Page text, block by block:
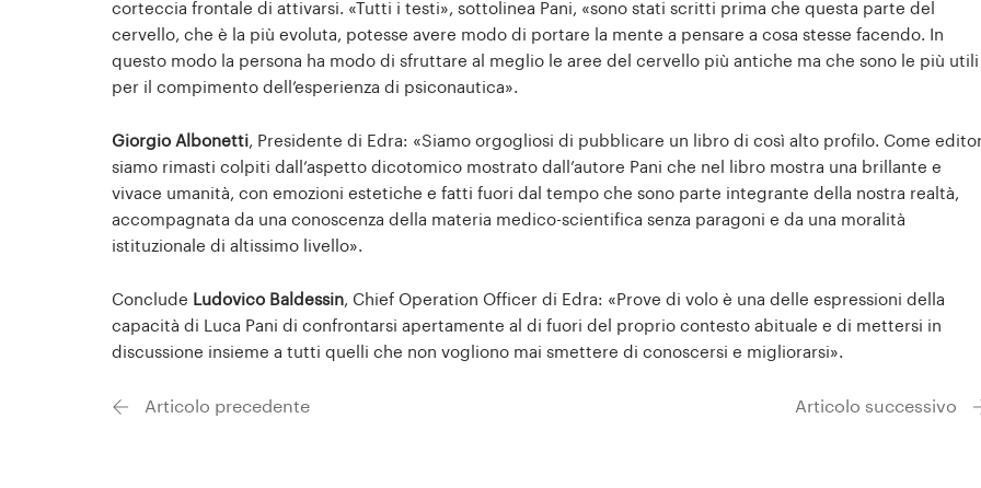
corteccia frontale di attivarsi. «Tutti i testi», sottolinea Pani, «sono stati scritti prima che questa parte del
cervello, che è la più evoluta, potesse avere modo di portare la mente a pensare a cosa stesse facendo. In
questo modo la persona ha modo di sfruttare al meglio le aree del cervello più antiche ma che sono le più utili
per il compimento dell’esperienza di psiconautica».
Giorgio Albonetti, Presidente di Edra: «Siamo orgogliosi di pubblicare un libro di così alto profilo. Come
siamo rimasti colpiti dall’aspetto dicotomico mostrato dall’autore Pani che nel libro mostra una brillante e
vivace umanità, con emozioni estetiche e fatti fuori dal tempo che sono parte integrante della nostra realtà,
accompagnata da una conoscenza della materia medico-scientifica senza paragoni e da una moralità
istituzionale di altissimo livello».
Conclude Ludovico Baldessin, Chief Operation Officer di Edra: «Prove di volo è una delle espressioni della
capacità di Luca Pani di confrontarsi apertamente al di fuori del proprio contesto abituale e di mettersi in
discussione insieme a tutti quelli che non vogliono mai smettere di conoscersi e migliorarsi».
Articolo precedente Articolo successivo